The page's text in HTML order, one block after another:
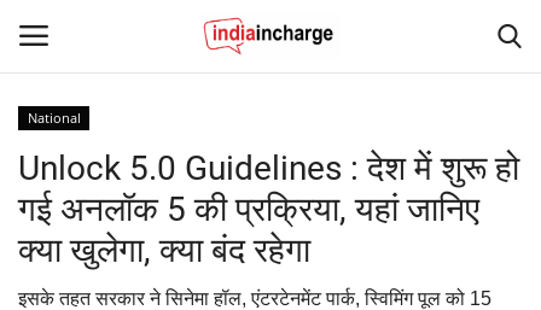
Home
Contact
National
Unlock 5.0 Guidelines : देश में शुरू हो
गई अनलॉक 5 की प्रक्रिया, यहां जानिए
क्या खुलेगा, क्या बंद रहेगा
इसके तहत सरकार ने सिनेमा हॉल, एंटरटेनमेंट पार्क, स्विमिंग पूल को 15